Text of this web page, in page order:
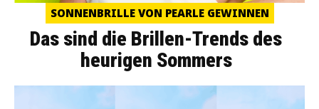
SONNENBRILLE VON PEARLE GEWINNEN
Das sind die Brillen-Trends des
heurigen Sommers